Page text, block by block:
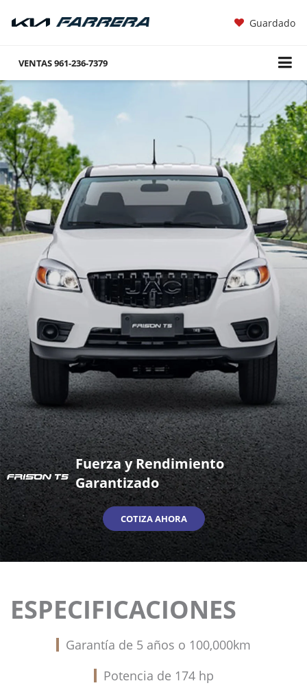
Guardado
VENTAS961-236-7379
Fuerza y Rendimiento
Garantizado
COTIZA AHORA
ESPECIFICACIONES
Garantía de 5 años o 100,000km
Potencia de 174 hp